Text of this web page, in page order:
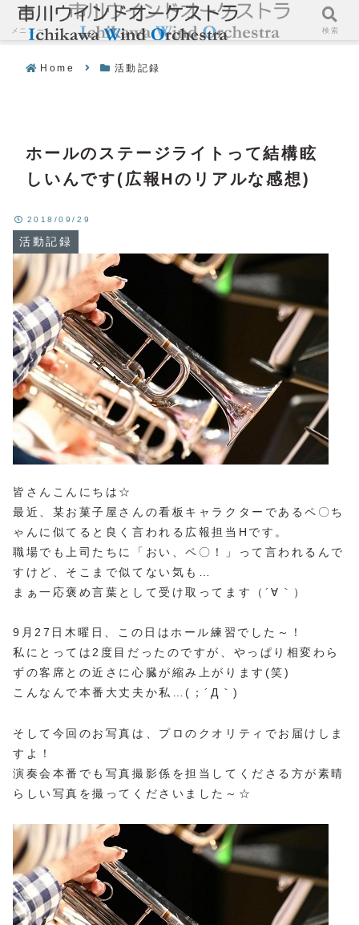
Home 活動記録
ホールのステージライトって結構眩
しいんです(広報Hのリアルな感想)
活動記録
2018/09/29
皆さんこんにちは☆
最近、某お菓子屋さんの看板キャラクターであるペ〇ち
ゃんに似てると良く言われる広報担当Hです。
職場でも上司たちに「おい、ペ〇！」って言われるんで
すけど、そこまで似てない気も…
まぁ一応褒め言葉として受け取ってます（´∀｀）
9月27日木曜日、この日はホール練習でした～！
私にとっては2度目だったのですが、やっぱり相変わら
ずの客席との近さに心臓が縮み上がります(笑)
こんなんで本番大丈夫か私…(；´Д｀)
そして今回のお写真は、プロのクオリティでお届けしま
すよ！
演奏会本番でも写真撮影係を担当してくださる方が素晴
らしい写真を撮ってくださいました～☆
メニュー 検索